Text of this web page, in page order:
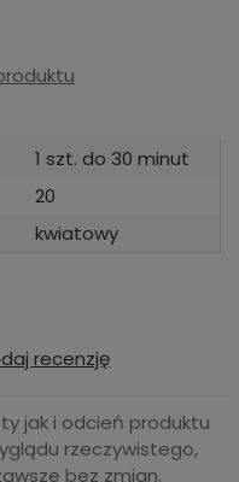
1 szt. do 30 minut
20
kwiatowy
recenzję
jak i odcień produktu
rzeczywistego,
bez zmian.